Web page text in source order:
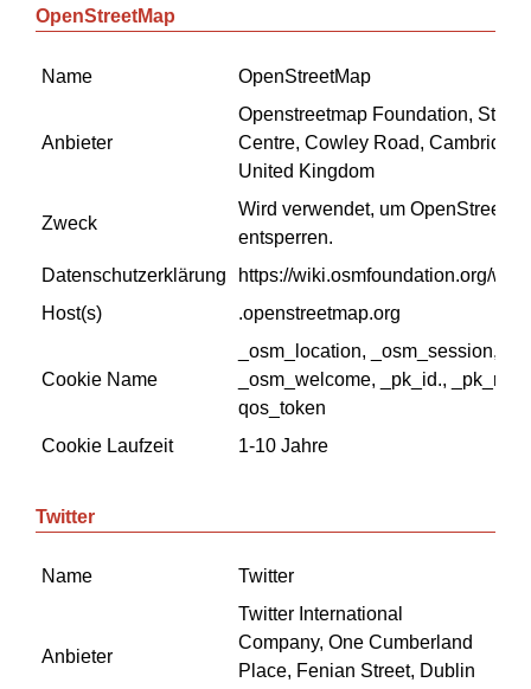
OpenStreetMap
Name OpenStreetMap
Anbieter
Openstreetmap Foundation, St
Centre, Cowley Road, Cambridge
United Kingdom
Zweck
Wird verwendet, um
entsperren.
Datenschutzerklärung
https://wiki.osmfoundation.org/
Host(s)
.openstreetmap.org
Cookie Name
_osm_location, _osm_session,
_osm_welcome, _pk_id., _pk_ref.,
qos_token
Cookie Laufzeit
1-10 Jahre
Twitter
Name Twitter
Anbieter
Twitter International
Company, One Cumberland
Place, Fenian Street, Dublin